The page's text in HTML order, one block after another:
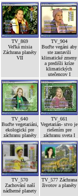
TV_869
Veľká misia
Záchrana planéty
VII
TV_904
Buďte vegáni aby
ste zastavili
klimatické zmeny
a predišli kríze
klimatických
utečencov I
TV_640
Buďte vegetariáni,
ekologickí pre
záchranu planéty
TV_661
Vegetarián- stvo je
riešením pre
záchranu sveta I
TV_570
Zachování naší
nádherné planety
TV_577 Záchrana
životov a planéty